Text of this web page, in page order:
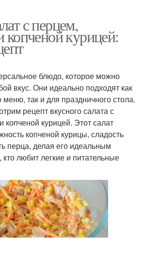
с перцем,
копченой курицей:
блюдо, которое можно
вкус. Они идеально подходят как
так и для праздничного стола.
рецепт вкусного салата с
копченой курицей. Этот салат
копченой курицы, сладость
перца, делая его идеальным
любит легкие и питательные